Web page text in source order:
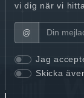
vi dig när vi
@
Jag
Skicka